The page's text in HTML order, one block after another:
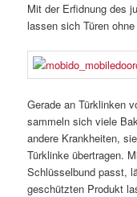
Mit der Erfidnung des
lassen sich Türen
Gerade an Türklinken
sammeln sich viele
andere Krankheiten,
Türklinke übertragen.
Schlüsselbund passt,
geschützten Produkt